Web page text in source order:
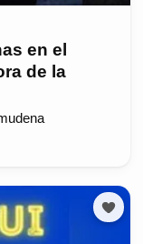
en el
de la